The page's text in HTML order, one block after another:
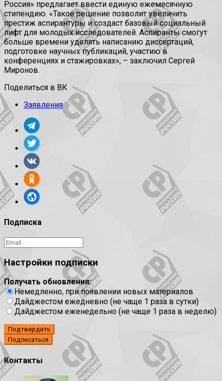
Россия» предлагает ввести единую ежемесячную
стипендию. «Такое решение позволит увеличить
престиж аспирантуры и создаст базовый социальный
лифт для молодых исследователей. Аспиранты смогут
больше времени уделять написанию диссертаций,
подготовке научных публикаций, участию в
конференциях и стажировках», – заключил Сергей
Миронов.
Поделиться в ВК
Заявления
Подписка
Настройки подписки
Получать обновления:
Немедленно, при появлении новых материалов
Дайджестом ежедневно (не чаще 1 раза в сутки)
Дайджестом еженедельно (не чаще 1 раза в неделю)
Подтвердить
Контакты